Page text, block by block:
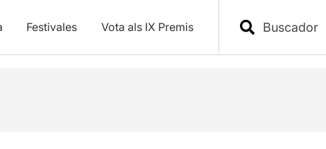
Festivales Vota als IX Premis